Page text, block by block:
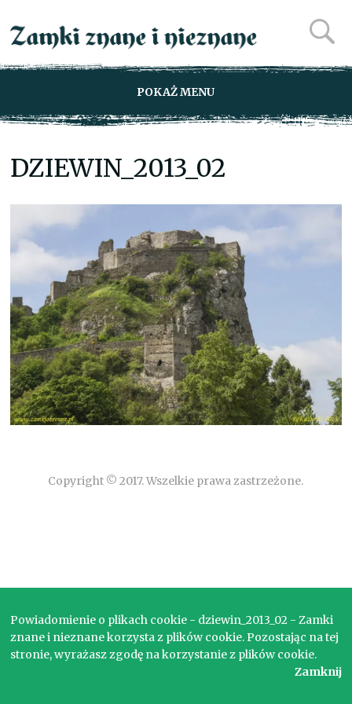
POKAŻ MENU
DZIEWIN_2013_02
Copyright © 2017. Wszelkie prawa zastrzeżone.
Powiadomienie o plikach cookie - dziewin_2013_02 - Zamki
znane i nieznane korzysta z plików cookie. Pozostając na tej
stronie, wyrażasz zgodę na korzystanie z plików cookie.
Zamknij